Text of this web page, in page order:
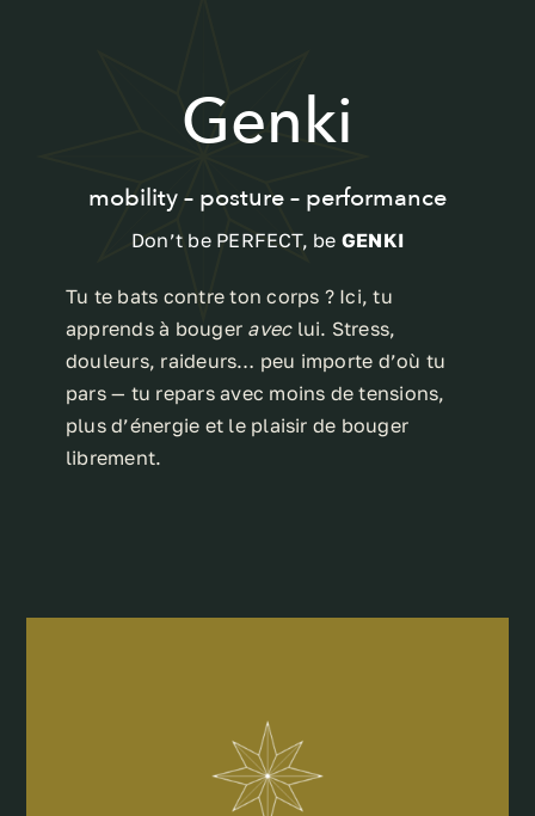
Genki
mobility – posture – performance
Don’t be PERFECT, be GENKI
Tu te bats contre ton corps ? Ici, tu
apprends à bouger aveclui. Stress,
douleurs, raideurs… peu importe d’où tu
pars — tu repars avec moins de tensions,
plus d’énergie et le plaisir de bouger
librement.